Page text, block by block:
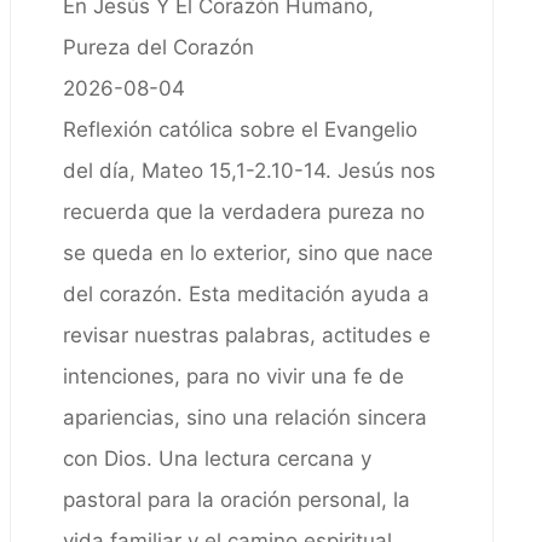
En Jesús Y El Corazón Humano,
Pureza del Corazón
2026-08-04
Reflexión católica sobre el Evangelio
del día, Mateo 15,1-2.10-14. Jesús nos
recuerda que la verdadera pureza no
se queda en lo exterior, sino que nace
del corazón. Esta meditación ayuda a
revisar nuestras palabras, actitudes e
intenciones, para no vivir una fe de
apariencias, sino una relación sincera
con Dios. Una lectura cercana y
pastoral para la oración personal, la